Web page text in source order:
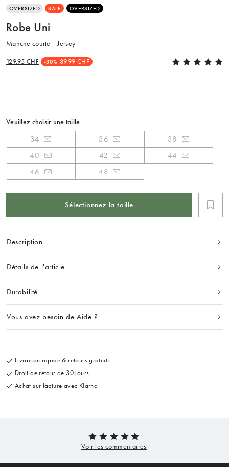
OVERSIZED SALE OVERSIZED
Robe Uni
Manche courte | Jersey
129.95 CHF -30% 89.99 CHF
Veuillez choisir une taille
34 36
38
40
42
44
46
48
Sélectionnez la taille
Description
Détails de l'article
Durabilité
Vous avez besoin de Aide ?
Livraison rapide & retours gratuits
Droit de retour de 30 jours
Achat sur facture avec Klarna